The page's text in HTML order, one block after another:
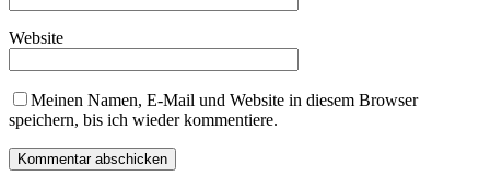
Website
Meinen Namen, E-Mail und Website in diesem Browser
speichern, bis ich wieder kommentiere.